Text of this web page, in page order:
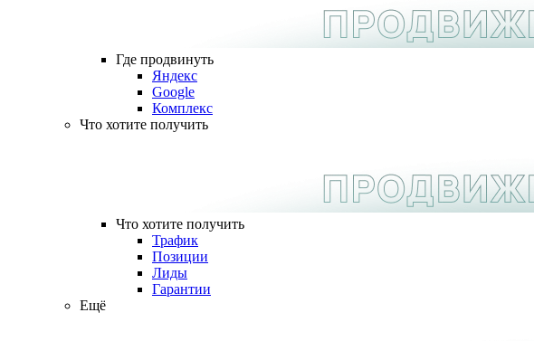
Где продвинуть
Яндекс
Google
Комплекс
Что хотите получить
Что хотите получить
Трафик
Позиции
Лиды
Гарантии
Ещё